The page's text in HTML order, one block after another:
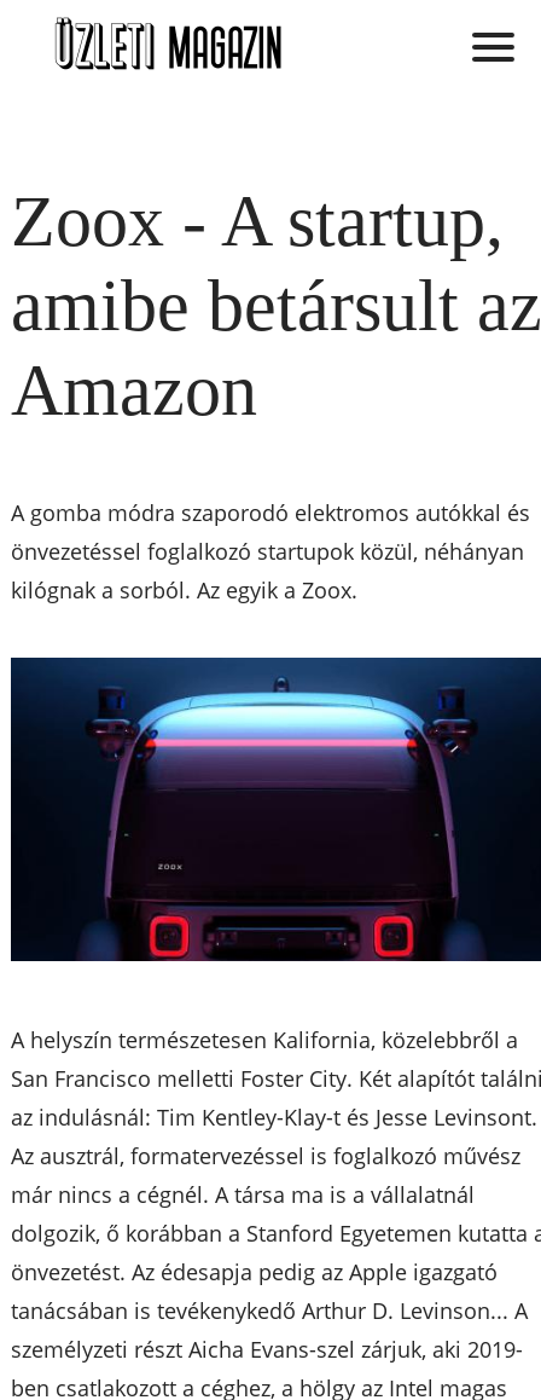
Zoox - A startup,
amibe betársult
Amazon
A gomba módra szaporodó elektromos autókkal és
önvezetéssel foglalkozó startupok közül, néhányan
kilógnak a sorból. Az egyik a Zoox.
A helyszín természetesen Kalifornia, közelebbről a
San Francisco melletti Foster City. Két alapítót
az indulásnál: Tim Kentley-Klay-t és Jesse Levinsont.
Az ausztrál, formatervezéssel is foglalkozó művész
már nincs a cégnél. A társa ma is a vállalatnál
dolgozik, ő korábban a Stanford Egyetemen kutatta
önvezetést. Az édesapja pedig az Apple igazgató
tanácsában is tevékenykedő Arthur D. Levinson... A
személyzeti részt Aicha Evans-szel zárjuk, aki 2019-
ben csatlakozott a céghez, a hölgy az Intel magas